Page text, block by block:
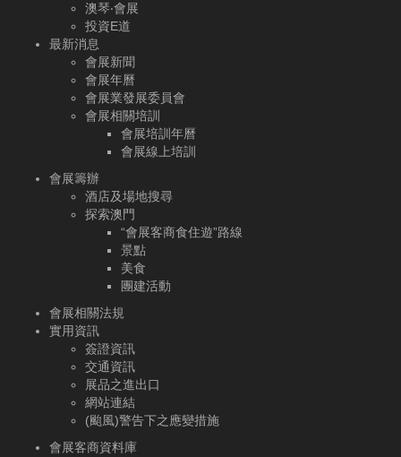
澳琴‧會展
投資E道
最新消息
會展新聞
會展年曆
會展業發展委員會
會展相關培訓
會展培訓年曆
會展線上培訓
會展籌辦
酒店及場地搜尋
探索澳門
“會展客商食住遊”路線
景點
美食
團建活動
會展相關法規
實用資訊
簽證資訊
交通資訊
展品之進出口
網站連結
(颱風)警告下之應變措施
會展客商資料庫